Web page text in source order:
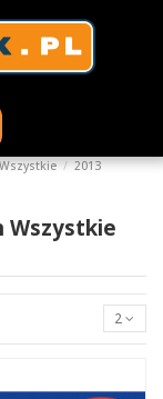
2013
Wszystkie
2